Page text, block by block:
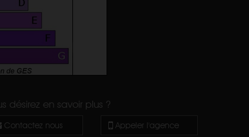
désirez en savoir plus ?
Contactez nous Appeler l'agence